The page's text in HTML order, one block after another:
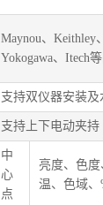
Maynou、Keithley
Yokogawa、Itech
支持双仪器安装
支持上下电动夹持
中
心
点
亮度、色度
温、色域、